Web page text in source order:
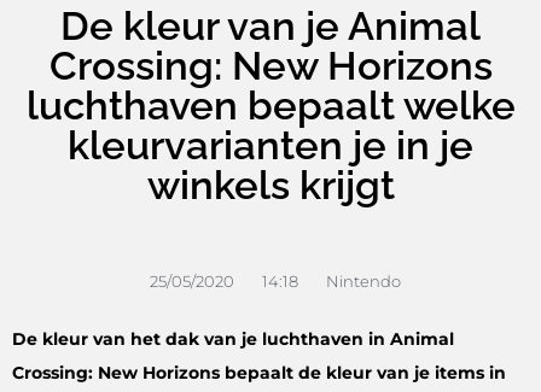
De kleur van je Animal
Crossing: New Horizons
luchthaven bepaalt welke
kleurvarianten je in je
winkels krijgt
25/05/2020 14:18 Nintendo
De kleur van het dak van je luchthaven in Animal
Crossing: New Horizons bepaalt de kleur van je items in